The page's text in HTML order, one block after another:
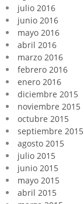
julio 2016
junio 2016
mayo 2016
abril 2016
marzo 2016
febrero 2016
enero 2016
diciembre 2015
noviembre 2015
octubre 2015
septiembre 2015
agosto 2015
julio 2015
junio 2015
mayo 2015
abril 2015